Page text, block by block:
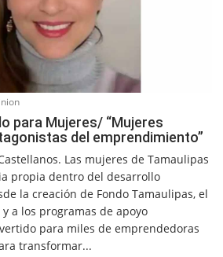
para Mujeres/ “Mujeres
del emprendimiento”
Las mujeres de Tamaulipas
propia dentro del desarrollo
la creación de Fondo Tamaulipas, el
a los programas de apoyo
para miles de emprendedoras
transformar...